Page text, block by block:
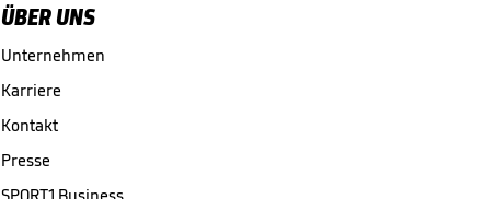
ÜBER UNS
Unternehmen
Karriere
Kontakt
Presse
SPORT1 Business